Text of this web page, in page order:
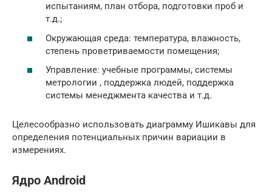
испытаниям, план отбора, подготовки проб и
т.д.;
Окружающая среда: температура, влажность,
степень проветриваемости помещения;
Управление: учебные программы, системы
метрологии , поддержка людей, поддержка
системы менеджмента качества и т.д.
Целесообразно использовать диаграмму Ишикавы для
определения потенциальных причин вариации в
измерениях.
Ядро Android